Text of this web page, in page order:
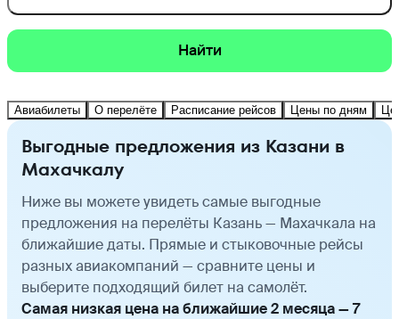
Найти
Авиабилеты О перелёте Расписание рейсов Цены по дням
Выгодные предложения из Казани в
Махачкалу
Ниже вы можете увидеть самые выгодные
предложения на перелёты Казань — Махачкала на
ближайшие даты. Прямые и стыковочные рейсы
разных авиакомпаний — сравните цены и
выберите подходящий билет на самолёт.
Самая низкая цена на ближайшие 2 месяца — 7